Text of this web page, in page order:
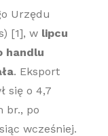
Urzędu
[1], w lipcu
handlu
. Eksport
się o 4,7
br., po
wcześniej.